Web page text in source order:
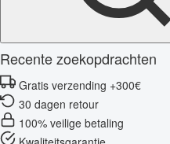
Recente zoekopdrachten
Gratis verzending +300€
30 dagen retour
100% veilige betaling